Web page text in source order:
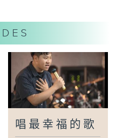
会到元朗跟麦耀
士的友善环境。
唱最幸福的歌